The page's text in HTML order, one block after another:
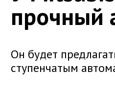
прочный
Он будет
ступенчатым